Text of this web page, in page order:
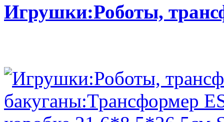
Игрушки:Роботы,